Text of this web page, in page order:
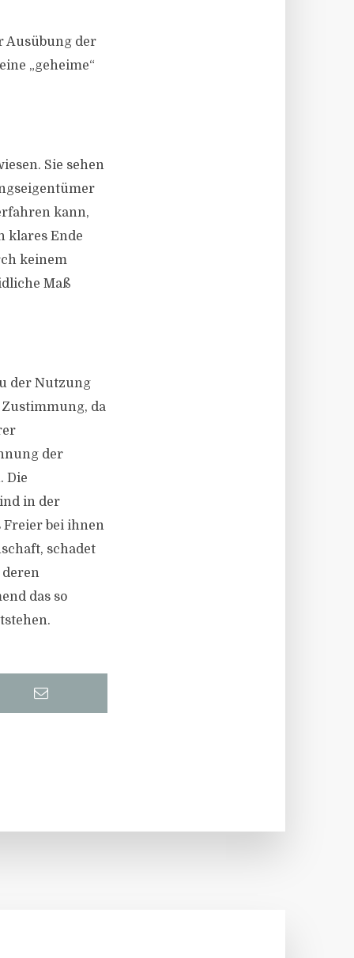
Ausübung der
„geheime“
Sie sehen
kann,
klares Ende
keinem
Maß
der Nutzung
da
der
Die
in der
Freier bei ihnen
schadet
deren
das so